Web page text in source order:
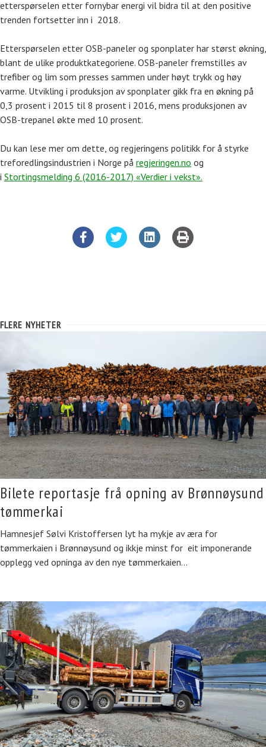
etterspørselen etter fornybar energi vil bidra til at den positive
trenden fortsetter inn i 2018.
Etterspørselen etter OSB-paneler og sponplater har størst økning,
blant de ulike produktkategoriene. OSB-paneler fremstilles av
trefiber og lim som presses sammen under høyt trykk og høy
varme. Utvikling i produksjon av sponplater gikk fra en økning på
0,3 prosent i 2015 til 8 prosent i 2016, mens produksjonen av
OSB-trepanel økte med 10 prosent.
Du kan lese mer om dette, og regjeringens politikk for å styrke
treforedlingsindustrien i Norge på regjeringen.no og
i Stortingsmelding 6 (2016-2017) «Verdier i vekst».
FLERE NYHETER
Bilete reportasje frå opning av Brønnøysund
tømmerkai
Hamnesjef Sølvi Kristoffersen lyt ha mykje av æra for
tømmerkaien i Brønnøysund og ikkje minst for eit imponerande
opplegg ved opninga av den nye tømmerkaien…